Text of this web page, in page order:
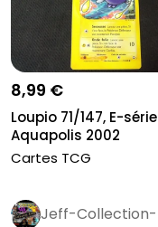
8,99 €
Loupio 71/147, E-série
Aquapolis 2002
Cartes TCG
Jeff-Collection-